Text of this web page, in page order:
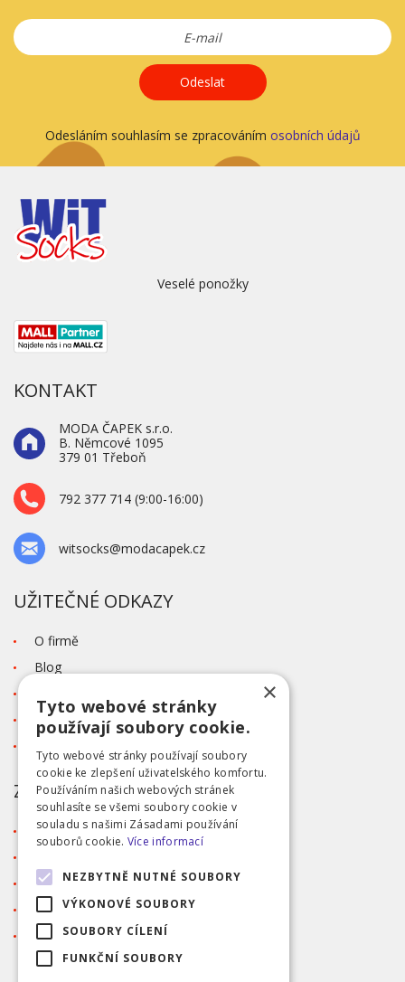
Odeslat
Odesláním souhlasím se zpracováním osobních údajů
Veselé ponožky
KONTAKT
MODA ČAPEK s.r.o.
B. Němcové 1095
379 01 Třeboň
792 377 714 (9:00-16:00)
witsocks@modacapek.cz
UŽITEČNÉ ODKAZY
O firmě
Blog
Tabulka velikostí
ZÁKAZNICKÝ SERVIS
Obchodní podmínky
Reklamace
Přihlášení
Registrace
×
Tyto webové stránky
používají soubory cookie.
Tyto webové stránky používají soubory
cookie ke zlepšení uživatelského komfortu.
Používáním našich webových stránek
souhlasíte se všemi soubory cookie v
souladu s našimi Zásadami používání
souborů cookie. Více informací
NEZBYTNĚ NUTNÉ SOUBORY
VÝKONOVÉ SOUBORY
SOUBORY CÍLENÍ
FUNKČNÍ SOUBORY